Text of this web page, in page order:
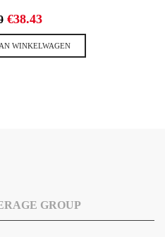
Oorspronkelijke
prijs
was:
€42.70.
€38.43Huidige
prijs
is:
€38.43.
WINKELWAGEN
GROUP